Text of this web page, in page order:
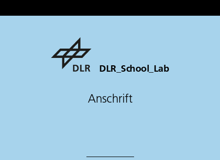
DLR_School_Lab
Anschrift